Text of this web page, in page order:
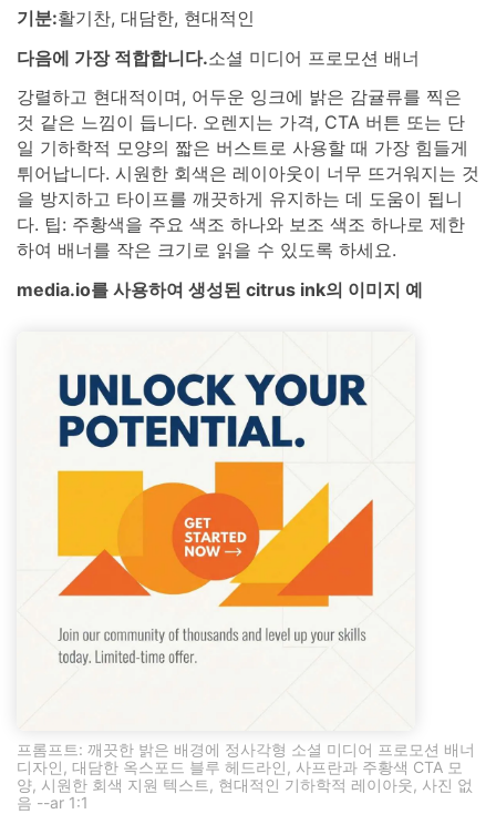
기분:활기찬, 대담한, 현대적인
다음에 가장 적합합니다.소셜 미디어 프로모션 배너
강렬하고 현대적이며, 어두운 잉크에 밝은 감귤류를 찍은
것 같은 느낌이 듭니다. 오렌지는 가격, CTA 버튼 또는 단
일 기하학적 모양의 짧은 버스트로 사용할 때 가장 힘들게
튀어납니다. 시원한 회색은 레이아웃이 너무 뜨거워지는 것
을 방지하고 타이프를 깨끗하게 유지하는 데 도움이 됩니
다. 팁: 주황색을 주요 색조 하나와 보조 색조 하나로 제한
하여 배너를 작은 크기로 읽을 수 있도록 하세요.
media.io를 사용하여 생성된 citrus ink의 이미지 예
프롬프트: 깨끗한 밝은 배경에 정사각형 소셜 미디어 프로모션 배너
디자인, 대담한 옥스포드 블루 헤드라인, 사프란과 주황색 CTA 모
양, 시원한 회색 지원 텍스트, 현대적인 기하학적 레이아웃, 사진 없
음 --ar 1:1